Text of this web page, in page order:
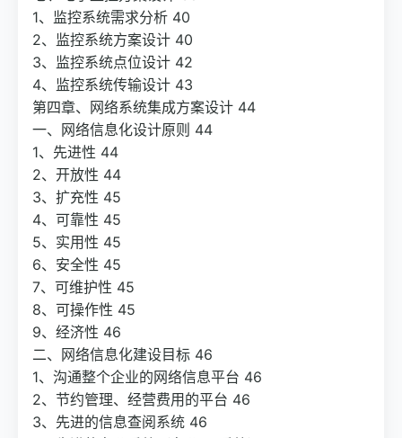
1、监控系统需求分析 40
2、监控系统方案设计 40
3、监控系统点位设计 42
4、监控系统传输设计 43
第四章、网络系统集成方案设计 44
一、网络信息化设计原则 44
1、先进性 44
2、开放性 44
3、扩充性 45
4、可靠性 45
5、实用性 45
6、安全性 45
7、可维护性 45
8、可操作性 45
9、经济性 46
二、网络信息化建设目标 46
1、沟通整个企业的网络信息平台 46
2、节约管理、经营费用的平台 46
3、先进的信息查阅系统 46